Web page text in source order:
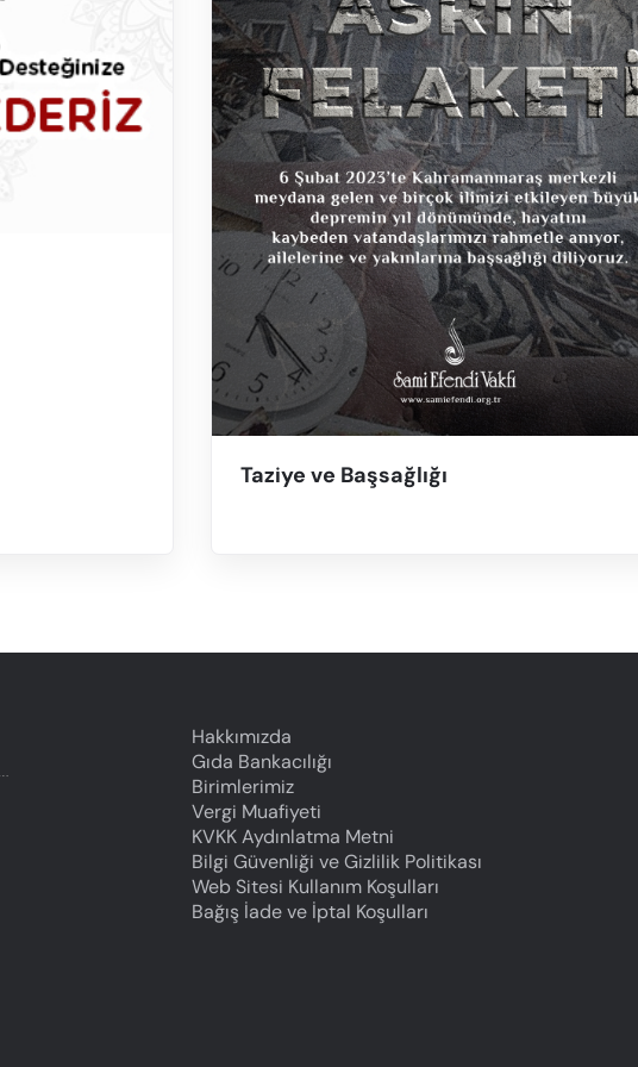
Taziye ve Başsağlığı
Hakkımızda
Gıda Bankacılığı
Birimlerimiz
Vergi Muafiyeti
KVKK Aydınlatma Metni
Bilgi Güvenliği ve Gizlilik Politikası
Web Sitesi Kullanım Koşulları
Bağış İade ve İptal Koşulları